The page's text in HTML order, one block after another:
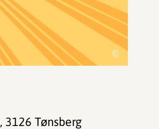
©
, 3126 Tønsberg